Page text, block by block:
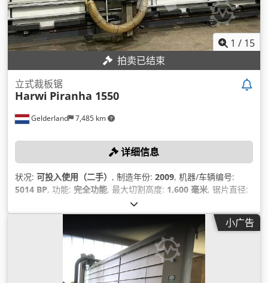
1 / 15
拍卖已结束
Gelderland 7,485 km
立式裁板锯
Harwi Piranha 1550
详细信息
状况: 可投入使用（二手） , 制造年份: 2009, 机器/车辆编号:
5014 BP, 功能: 完全功能, 最大切割高度: 1,600 毫米, 锯片直径:
, 切割深度:
小广告